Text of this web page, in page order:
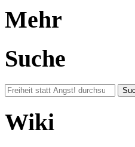
Mehr
Suche
Wiki